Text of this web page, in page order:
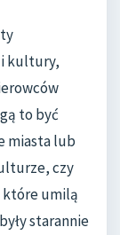
kultury,
to być
miasta lub
czy
które umilą
starannie